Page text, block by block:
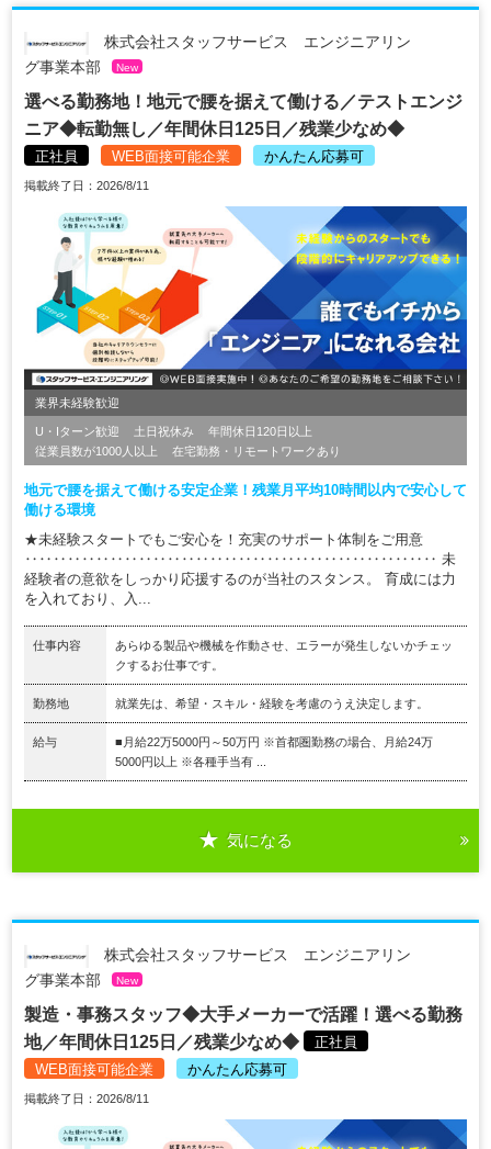
株式会社スタッフサービス エンジニアリン
グ事業本部
New
選べる勤務地！地元で腰を据えて働ける／テストエンジ
ニア◆転勤無し／年間休日125日／残業少なめ◆
正社員 WEB面接可能企業 かんたん応募可
掲載終了日：2026/8/11
業界未経験歓迎
U・Iターン歓迎 土日祝休み
年間休日120日以上
従業員数が1000人以上
在宅勤務・リモートワークあり
地元で腰を据えて働ける安定企業！残業月平均10時間以内で安心して
働ける環境
★未経験スタートでもご安心を！充実のサポート体制をご用意
‥‥‥‥‥‥‥‥‥‥‥‥‥‥‥‥‥‥‥‥‥‥‥‥‥‥‥‥‥ 未
経験者の意欲をしっかり応援するのが当社のスタンス。 育成には力
を入れており、入...
仕事内容
あらゆる製品や機械を作動させ、エラーが発生しないかチェッ
クするお仕事です。
勤務地 就業先は、希望・スキル・経験を考慮のうえ決定します。
給与
■月給22万5000円～50万円 ※首都圏勤務の場合、月給24万
5000円以上 ※各種手当有 ...
気になる
株式会社スタッフサービス エンジニアリン
グ事業本部
New
製造・事務スタッフ◆大手メーカーで活躍！選べる勤務
地／年間休日125日／残業少なめ◆
正社員
WEB面接可能企業
かんたん応募可
掲載終了日：2026/8/11